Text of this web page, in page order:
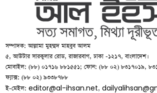
সম্পাদক: আল্লামা মুহম্মদ মাহবুব আলম
৫, আউটার সারকুলার রোড, রাজারবাগ, ঢাকা -১২১৭, বাংলাদেশ।
মোবাইল: (৮৮) ০১৭১৬ ৮৮১৫৫১; ফোন: (৮৮ ০২) ৮৩১৭০১৯,
ফ্যাক্স: (৮৮ ০২) ৯৩৩৮৭৮৮
ই-মেইল:editor@al-ihsan.net,